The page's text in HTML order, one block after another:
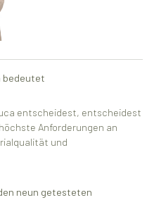
bedeutet
entscheidest, entscheidest
Anforderungen an
und
neun getesteten